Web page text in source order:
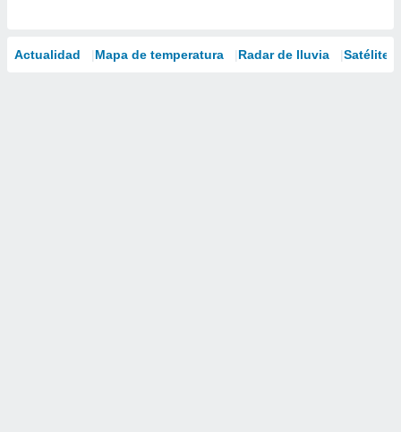
Actualidad Mapa de temperatura Radar de lluvia Satélites